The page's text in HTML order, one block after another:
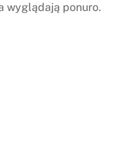
wyglądają ponuro.